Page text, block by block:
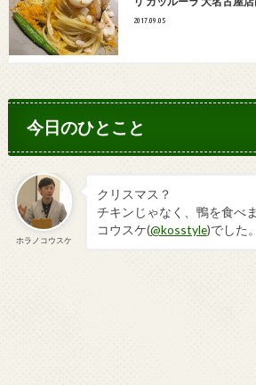
2017.09.05
今日のひとこと
ホラノコウスケ
クリスマス？
チキンじゃなく、鴨を食べ
コウスケ(@kosstyle)でした。